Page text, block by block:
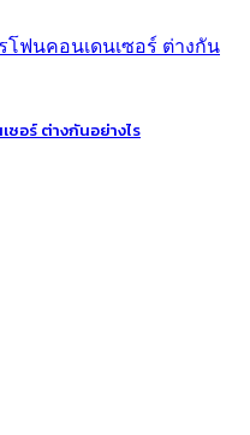
ซอร์ ต่างกันอย่างไร